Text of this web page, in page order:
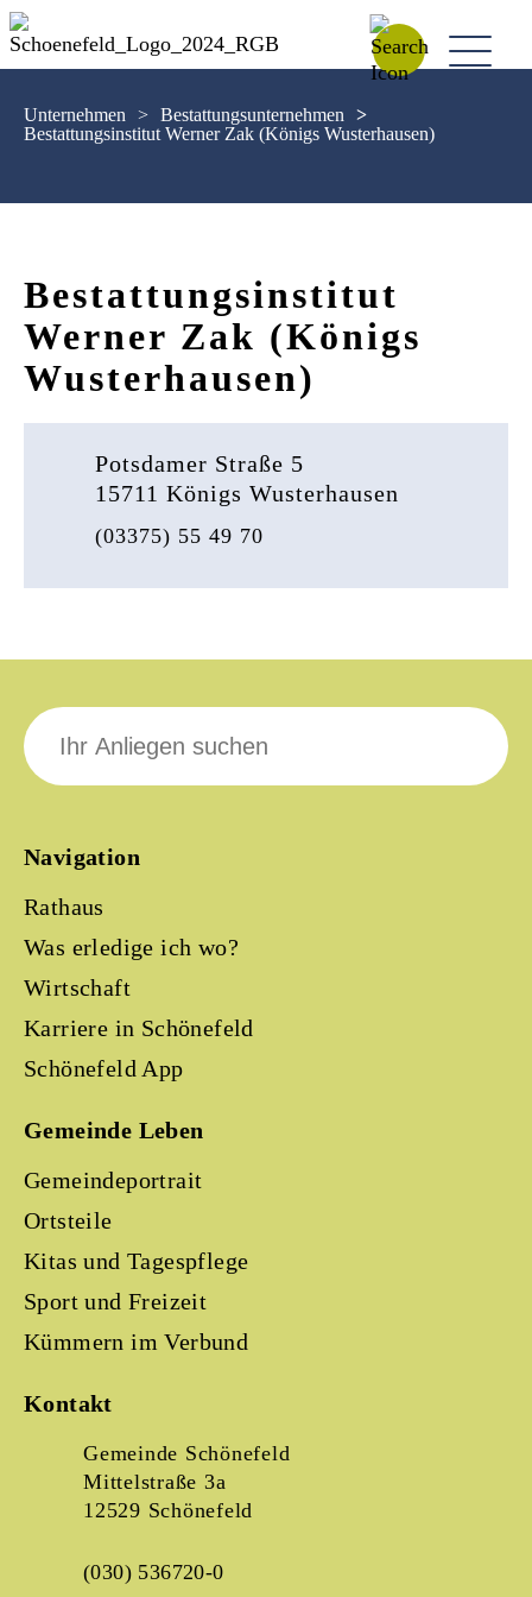
Unternehmen > Bestattungsunternehmen
>
Bestattungsinstitut Werner Zak (Königs Wusterhausen)
Bestattungsinstitut
Werner Zak (Königs
Wusterhausen)
Potsdamer Straße 5
15711 Königs Wusterhausen
(03375) 55 49 70
Navigation
Rathaus
Was erledige ich wo?
Wirtschaft
Karriere in Schönefeld
Schönefeld App
Gemeinde Leben
Gemeindeportrait
Ortsteile
Kitas und Tagespflege
Sport und Freizeit
Kümmern im Verbund
Kontakt
Gemeinde Schönefeld
Mittelstraße 3a
12529 Schönefeld
(030) 536720-0
Suche
nach: